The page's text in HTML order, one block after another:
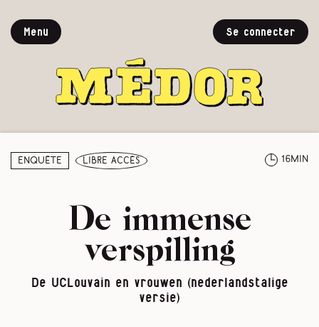
Menu Se connecter
Enquête libre accès 16min
De immense
verspilling
De UCLouvain en vrouwen (nederlandstalige
versie)